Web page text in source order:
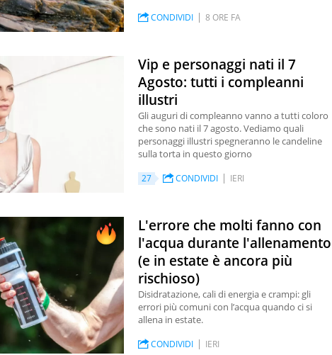
CONDIVIDI 8 ORE FA
Vip e personaggi nati il 7
Agosto: tutti i compleanni
illustri
Gli auguri di compleanno vanno a tutti coloro
che sono nati il 7 agosto. Vediamo quali
personaggi illustri spegneranno le candeline
sulla torta in questo giorno
27 CONDIVIDI IERI
L'errore che molti fanno con
l'acqua durante l'allenamento
(e in estate è ancora più
rischioso)
Disidratazione, cali di energia e crampi: gli
errori più comuni con l’acqua quando ci si
allena in estate.
CONDIVIDI IERI